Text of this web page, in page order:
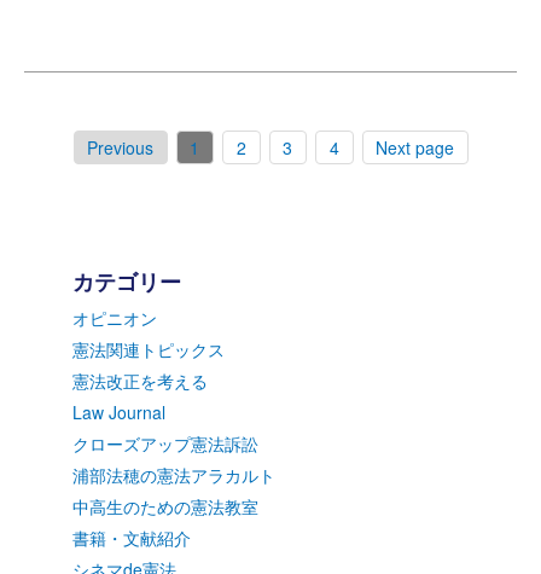
Previous Next page
1 2 3 4
カテゴリー
オピニオン
憲法関連トピックス
憲法改正を考える
Law Journal
クローズアップ憲法訴訟
浦部法穂の憲法アラカルト
中高生のための憲法教室
書籍・文献紹介
シネマde憲法